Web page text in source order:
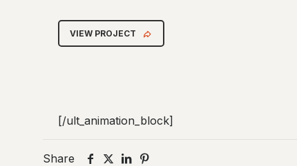
VIEW PROJECT
[/ult_animation_block]
Share